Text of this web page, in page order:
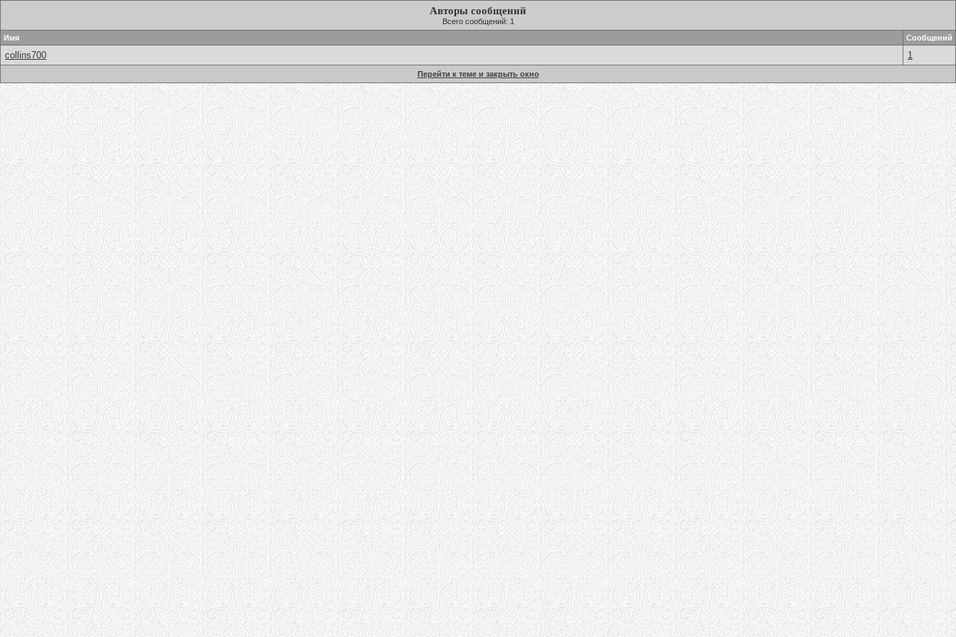
Авторы сообщений
Всего сообщений: 1
Имя
Сообщений
collins700 1
Перейти к теме и закрыть окно